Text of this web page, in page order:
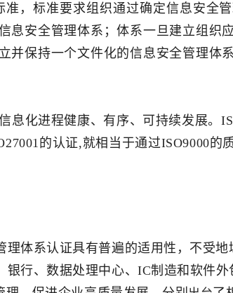
，标准要求组织通过确定信息安全
息安全管理体系；体系一旦建立组织
并保持一个文件化的信息安全管理体
息化进程健康、有序、可持续发展。
的认证,就相当于通过ISO9000
体系认证具有普遍的适用性，不受地
行、数据处理中心、IC制造和软件外